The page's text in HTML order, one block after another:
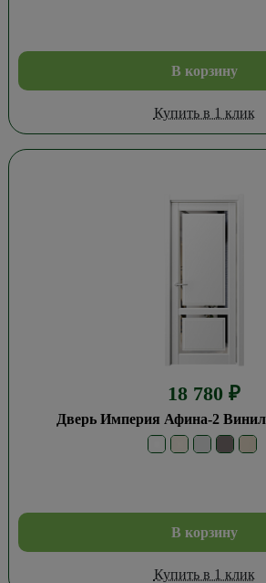
В корзину
Купить в 1 клик
18 780 ₽
Дверь Империя Афина-2
В корзину
Купить в 1 клик